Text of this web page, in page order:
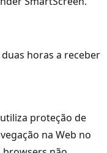
horas a receber
proteção de
na Web no